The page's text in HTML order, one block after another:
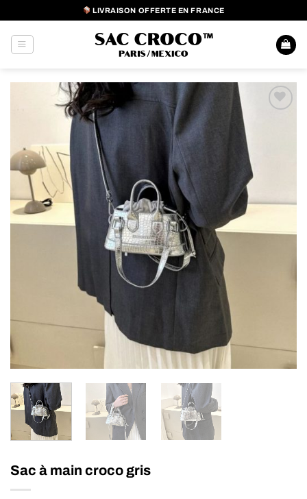
au
contenu
LIVRAISON OFFERTE EN FRANCE
Sac à main croco gris